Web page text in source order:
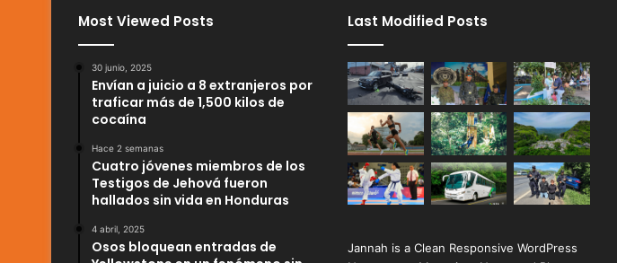
Most Viewed Posts
30 junio, 2025
Envían a juicio a 8 extranjeros por
traficar más de 1,500 kilos de
cocaína
Hace 2 semanas
Cuatro jóvenes miembros de los
Testigos de Jehová fueron
hallados sin vida en Honduras
4 abril, 2025
Osos bloquean entradas de
Last Modified Posts
Jannah is a Clean Responsive WordPress